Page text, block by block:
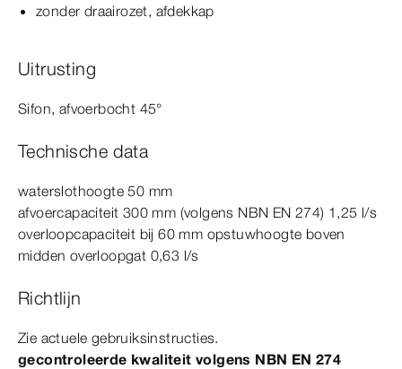
zonder draairozet, afdekkap
Uitrusting
Sifon, afvoerbocht 45°
Technische data
waterslothoogte 50 mm
afvoercapaciteit 300 mm (volgens NBN EN 274) 1,25 l/s
overloopcapaciteit bij 60 mm opstuwhoogte boven
midden overloopgat 0,63 l/s
Richtlijn
Zie actuele gebruiksinstructies.
gecontroleerde kwaliteit volgens NBN EN 274